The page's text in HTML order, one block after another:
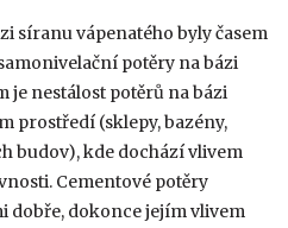
síranu vápenatého byly časem
potěry na bázi
je nestálost potěrů na bázi
prostředí (sklepy, bazény,
budov), kde dochází vlivem
Cementové potěry
dobře, dokonce jejím vlivem